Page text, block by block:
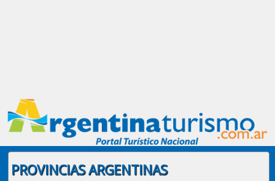
PROVINCIAS ARGENTINAS